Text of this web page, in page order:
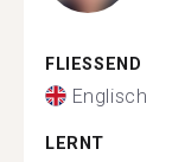
FLIESSEND
Englisch
LERNT